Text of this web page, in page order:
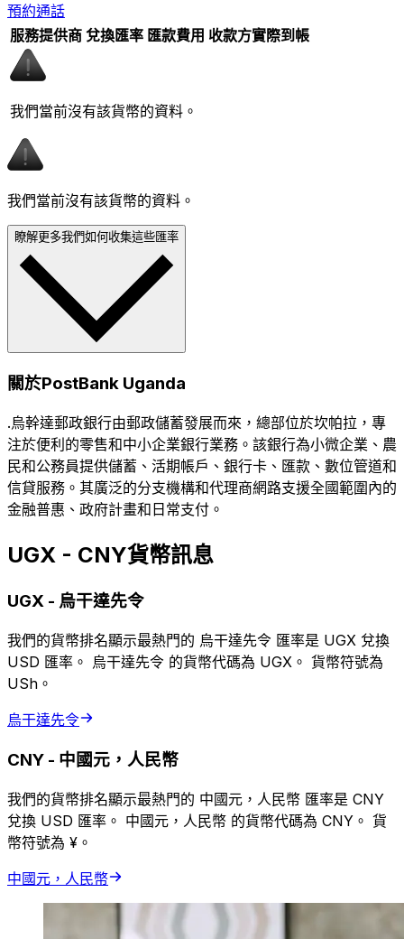
預約通話
服務提供商 兌換匯率 匯款費用 收款方實際到帳
我們當前沒有該貨幣的資料。
我們當前沒有該貨幣的資料。
瞭解更多我們如何收集這些匯率
關於PostBank Uganda
.烏幹達郵政銀行由郵政儲蓄發展而來，總部位於坎帕拉，專
注於便利的零售和中小企業銀行業務。該銀行為小微企業、農
民和公務員提供儲蓄、活期帳戶、銀行卡、匯款、數位管道和
信貸服務。其廣泛的分支機構和代理商網路支援全國範圍內的
金融普惠、政府計畫和日常支付。
UGX - CNY貨幣訊息
UGX - 烏干達先令
我們的貨幣排名顯示最熱門的 烏干達先令 匯率是 UGX 兌換
USD 匯率。 烏干達先令 的貨幣代碼為 UGX。 貨幣符號為
USh。
烏干達先令
CNY - 中國元，人民幣
我們的貨幣排名顯示最熱門的 中國元，人民幣 匯率是 CNY
兌換 USD 匯率。 中國元，人民幣 的貨幣代碼為 CNY。 貨
幣符號為 ¥。
中國元，人民幣